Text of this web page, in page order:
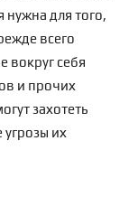
для того,
всего
вокруг себя
и прочих
захотеть
угрозы их